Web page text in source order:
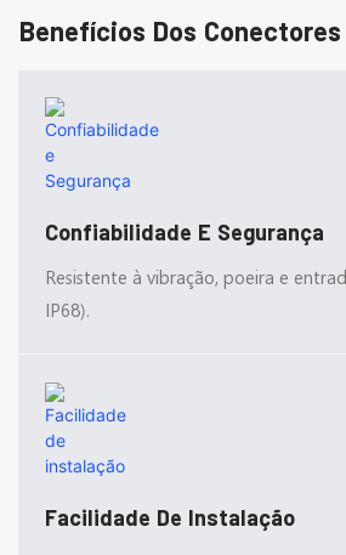
Benefícios Dos
Confiabilidade E Segurança
Resistente à vibração, poeira e
IP68).
Facilidade De Instalação